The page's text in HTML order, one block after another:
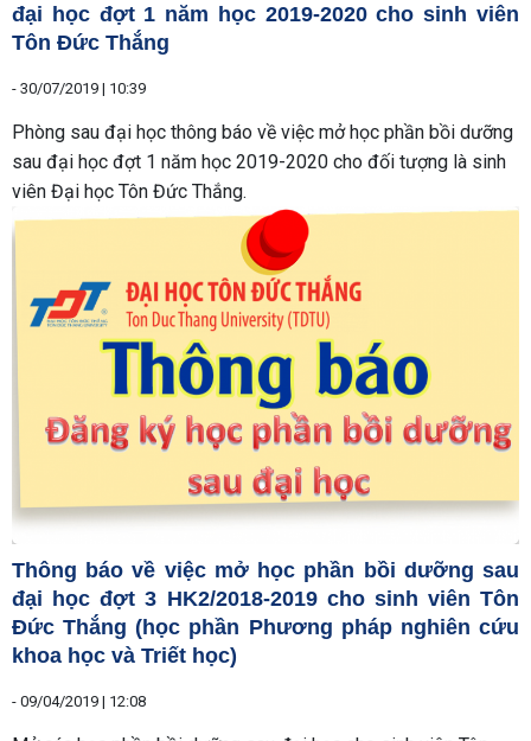
đại học đợt 1 năm học 2019-2020 cho sinh viên
Tôn Đức Thắng
- 30/07/2019 | 10:39
Phòng sau đại học thông báo về việc mở học phần bồi dưỡng
sau đại học đợt 1 năm học 2019-2020 cho đối tượng là sinh
viên Đại học Tôn Đức Thắng.
Thông báo về việc mở học phần bồi dưỡng sau
đại học đợt 3 HK2/2018-2019 cho sinh viên Tôn
Đức Thắng (học phần Phương pháp nghiên cứu
khoa học và Triết học)
- 09/04/2019 | 12:08